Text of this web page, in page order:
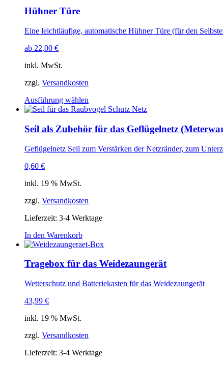
Hühner Türe
Eine leichtläufige, automatische Hühner Türe (für den
ab 22,00 €
inkl. MwSt.
zzgl. Versandkosten
Ausführung wählen
Seil als Zubehör für das Geflügelnetz
Geflügelnetz Seil zum Verstärken der Netzränder, zum
0,60 €
inkl. 19 % MwSt.
zzgl. Versandkosten
Lieferzeit: 3-4 Werktage
In den Warenkorb
Tragebox für das Weidezaungerät
Wetterschutz und Batteriekasten für das Weidezaungerät
43,99 €
inkl. 19 % MwSt.
zzgl. Versandkosten
Lieferzeit: 3-4 Werktage